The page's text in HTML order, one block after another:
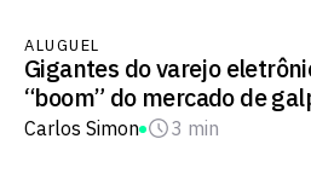
ALUGUEL
Gigantes do varejo
“boom” do mercado de
Carlos Simon 3 min